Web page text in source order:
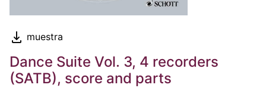
muestra
Dance Suite Vol. 3, 4 recorders
(SATB), score and parts